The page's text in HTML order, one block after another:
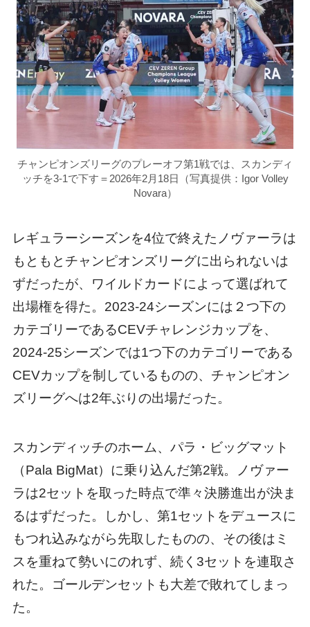
チャンピオンズリーグのプレーオフ第1戦では、スカンディ
ッチを3-1で下す＝2026年2月18日（写真提供：Igor Volley
Novara）
レギュラーシーズンを4位で終えたノヴァーラは
もともとチャンピオンズリーグに出られないは
ずだったが、ワイルドカードによって選ばれて
出場権を得た。2023-24シーズンには２つ下の
カテゴリーであるCEVチャレンジカップを、
2024-25シーズンでは1つ下のカテゴリーである
CEVカップを制しているものの、チャンピオン
ズリーグへは2年ぶりの出場だった。
スカンディッチのホーム、パラ・ビッグマット
（Pala BigMat）に乗り込んだ第2戦。ノヴァー
ラは2セットを取った時点で準々決勝進出が決ま
るはずだった。しかし、第1セットをデュースに
もつれ込みながら先取したものの、その後はミ
スを重ねて勢いにのれず、続く3セットを連取さ
れた。ゴールデンセットも大差で敗れてしまっ
た。